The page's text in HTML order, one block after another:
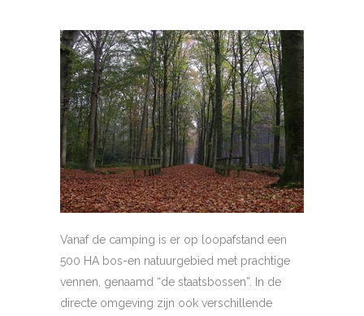
Vanaf de camping is er op loopafstand een
500 HA bos-en natuurgebied met prachtige
vennen, genaamd “de staatsbossen”. In de
directe omgeving zijn ook verschillende